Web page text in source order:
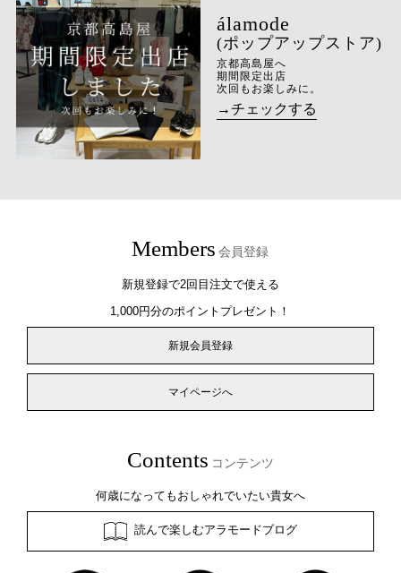
(ポップアップストア)
京都高島屋へ
期間限定出店
次回もお楽しみに。
→チェックする
Members 会員登録
新規登録で2回目注文で使える
1,000円分のポイントプレゼント！
新規会員登録
マイページへ
Contents コンテンツ
何歳になってもおしゃれでいたい貴女へ
読んで楽しむアラモードブログ